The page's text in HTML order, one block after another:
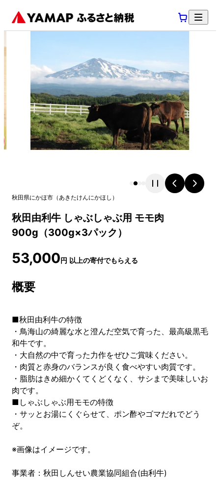
秋田県にかほ市 （あきたけんにかほし ）
秋田由利牛 しゃぶしゃぶ用 モモ肉
900g（300g×3パック）
53,000円 以上の寄付でもらえる
概要
■秋田由利牛の特徴
・鳥海山の綺麗な水と澄んだ空気で育った、最高級黒毛
和牛です。
・大自然の中で育った力作をぜひご賞味ください。
・肉質と赤身のバランスが良く食べやすい肉質です。
・脂肪はきめ細かくてくどくなく、サシまで美味しいお
肉です。
■しゃぶしゃぶ用モモの特徴
・サッとお湯にくぐらせて、ポン酢やゴマだれでどう
ぞ。
※画像はイメージです。
事業者：秋田しんせい農業協同組合(由利牛)